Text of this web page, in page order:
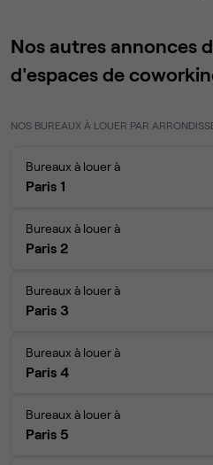
Nos autres annonces
d'espaces de
NOS BUREAUX À LOUER PAR
Bureaux à louer à
Paris 1
Bureaux à louer à
Paris 2
Bureaux à louer à
Paris 3
Bureaux à louer à
Paris 4
Bureaux à louer à
Paris 5